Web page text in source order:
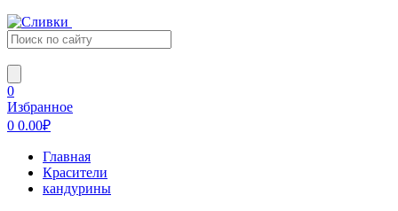
0
Избранное
0 0.00₽
Главная
Красители
кандурины